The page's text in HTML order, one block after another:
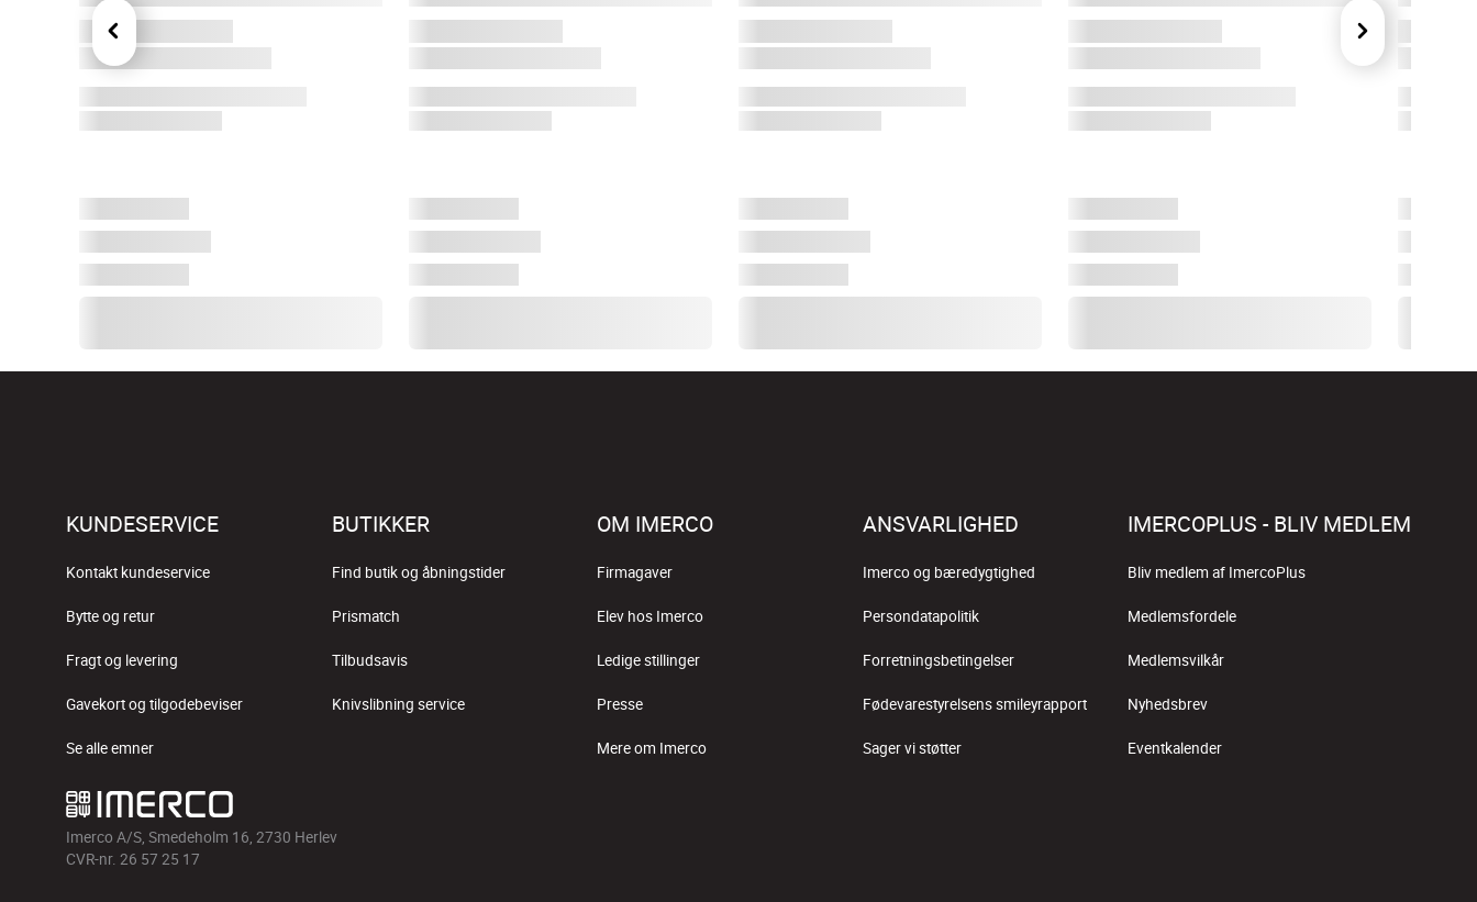
KUNDESERVICE
Kontakt kundeservice
Bytte og retur
Fragt og levering
Gavekort og tilgodebeviser
Se alle emner
BUTIKKER
Find butik og åbningstider
Prismatch
Tilbudsavis
Knivslibning service
OM IMERCO
Firmagaver
Elev hos Imerco
Ledige stillinger
Presse
Mere om Imerco
ANSVARLIGHED
Imerco og bæredygtighed
Persondatapolitik
Forretningsbetingelser
Fødevarestyrelsens smileyrapport
Sager vi støtter
IMERCOPLUS - BLIV MEDLEM
Bliv medlem af ImercoPlus
Medlemsfordele
Medlemsvilkår
Nyhedsbrev
Eventkalender
Imerco A/S, Smedeholm 16, 2730 Herlev
CVR-nr. 26 57 25 17